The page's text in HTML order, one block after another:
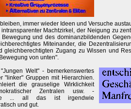
immer wieder Ideen und Versuche
Machtzirkel, der Neigung zu
und des dominanzbildenden
Miteinander, die
gleichberechtigten Zugang zu Wissen und
von unten".
Welt" - bemerkenswertes
"linker" Gruppen mit Hierarchien.
die grauselige Wirklichkeit
Zentralen usw. -
... all das ist irgendwie
und gut.